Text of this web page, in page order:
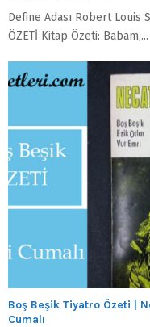
Define Adası Robert Louis
ÖZETİ Kitap Özeti: Babam,...
Boş Beşik Tiyatro Özeti |
Cumalı